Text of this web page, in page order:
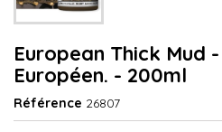
European Thick Mud
Européen. - 200ml
Référence 26807